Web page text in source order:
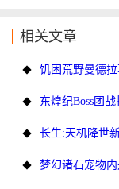
相关文章
饥困荒野曼德
东煌纪Boss团
长生:天机降世
梦幻诸石宠物